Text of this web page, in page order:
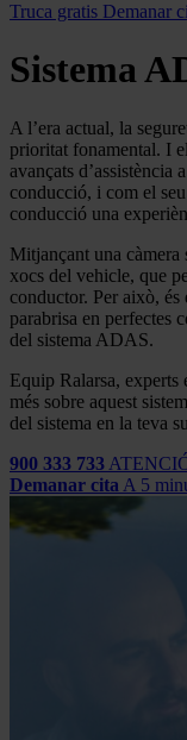
Truca gratis Demanar
Sistema
A l’era actual, la
prioritat fonamental. I
avançats d’assistència
conducció, i com el
conducció una
Mitjançant una càmera
xocs del vehicle, que
conductor. Per això, és
parabrisa en perfectes
del sistema ADAS.
Equip Ralarsa, experts
més sobre aquest
del sistema en la teva
900 333 733
Demanar cita A 5